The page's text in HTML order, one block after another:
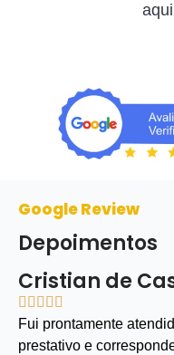
Google Review
Depoimentos
Cristian de
    
Fui prontamente
prestativo e